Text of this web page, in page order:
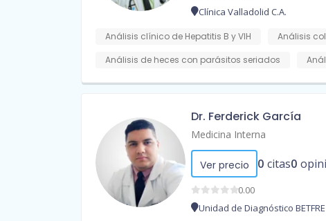
Clínica Valladolid C.A.
Análisis clínico de Hepatitis B y VIH Análisis
Análisis de heces con parásitos seriados
Dr. Ferderick García
Medicina Interna
Ver precio 0 citas0
0.00
Unidad de Diagnóstico BETFRE